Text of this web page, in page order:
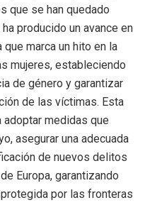
que se han quedado
producido un avance en
marca un hito en la
mujeres, estableciendo
de género y garantizar
de las víctimas. Esta
medidas que
asegurar una adecuada
de nuevos delitos
Europa, garantizando
por las fronteras